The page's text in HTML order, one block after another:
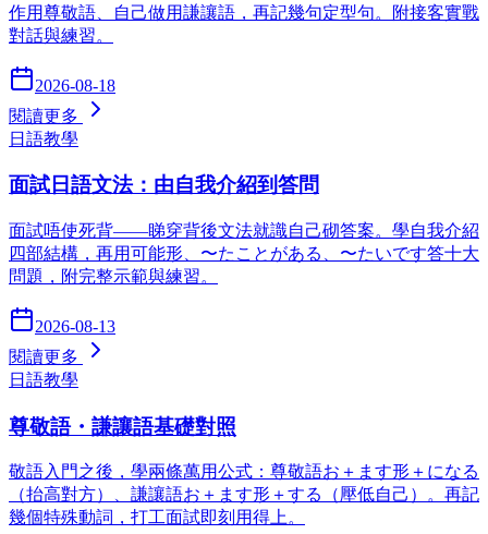
作用尊敬語、自己做用謙讓語，再記幾句定型句。附接客實戰
對話與練習。
2026-08-18
閱讀更多
日語教學
面試日語文法：由自我介紹到答問
面試唔使死背——睇穿背後文法就識自己砌答案。學自我介紹
四部結構，再用可能形、〜たことがある、〜たいです答十大
問題，附完整示範與練習。
2026-08-13
閱讀更多
日語教學
尊敬語・謙讓語基礎對照
敬語入門之後，學兩條萬用公式：尊敬語お＋ます形＋になる
（抬高對方）、謙讓語お＋ます形＋する（壓低自己）。再記
幾個特殊動詞，打工面試即刻用得上。